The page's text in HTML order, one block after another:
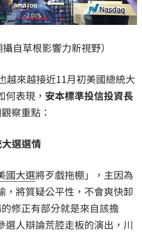
自草根影響力新視野）
越來越接近11月初美國總統大
何表現， 安本標準投信投資長
察重點：
選選情
國大選將歹戲拖棚」，主因為
，將質疑公平性，不會爽快卸
修正有部分就是來自該擔
選人辯論荒腔走板的演出，川